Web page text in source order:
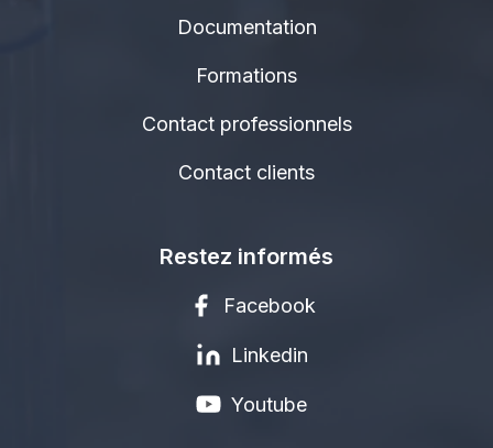
Documentation
Formations
Contact professionnels
Contact clients
Restez informés
Facebook
Linkedin
Youtube